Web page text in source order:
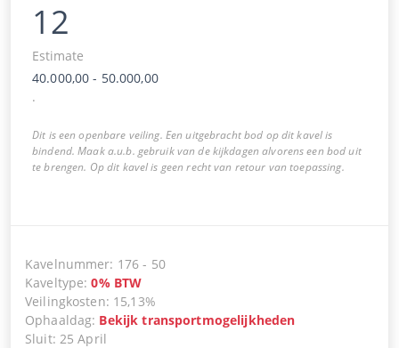
12
Estimate
40.000,00 - 50.000,00
.
Dit is een openbare veiling. Een uitgebracht bod op dit kavel is
bindend. Maak a.u.b. gebruik van de kijkdagen alvorens een bod uit
te brengen. Op dit kavel is geen recht van retour van toepassing.
Kavelnummer: 176 - 50
Kaveltype:0% BTW
Veilingkosten: 15,13%
Ophaaldag: Bekijk transportmogelijkheden
Sluit: 25 April